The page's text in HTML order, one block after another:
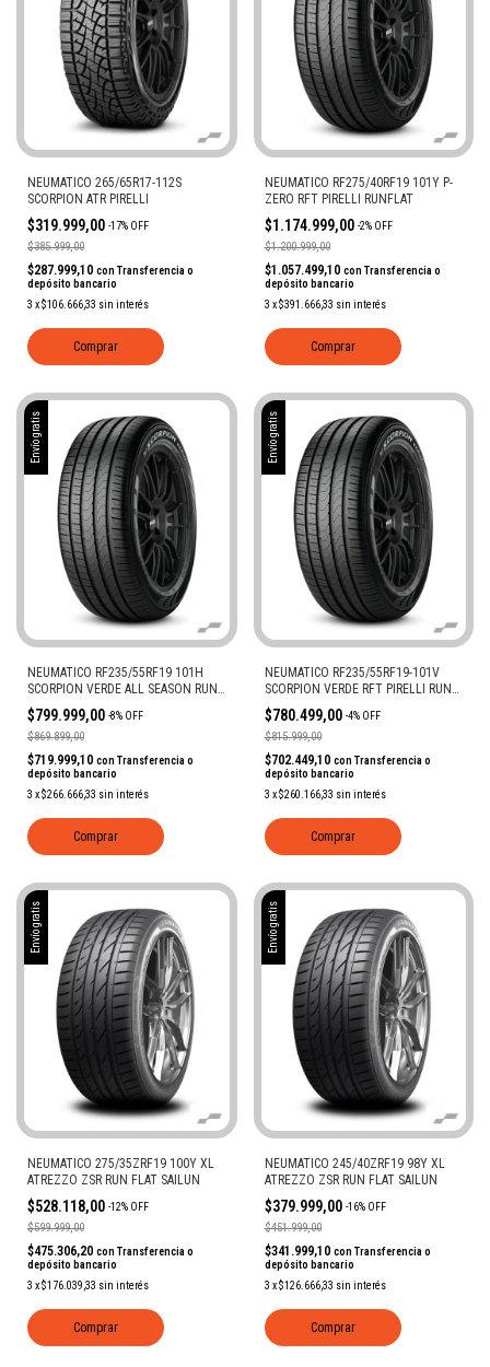
NEUMATICO 265/65R17-112S
SCORPION ATR PIRELLI
$319.999,00 -17% OFF
$385.999,00
$287.999,10 con Transferencia o
depósito bancario
3 x$106.666,33 sin interés
Comprar
NEUMATICO RF275/40RF19 101Y P-
ZERO RFT PIRELLI RUNFLAT
$1.174.999,00 -2% OFF
$1.200.999,00
$1.057.499,10 con Transferencia o
depósito bancario
3 x$391.666,33 sin interés
Comprar
Envío gratis
NEUMATICO RF235/55RF19 101H
SCORPION VERDE ALL SEASON RUN
FLAT MOE
$799.999,00 -8% OFF
$869.899,00
$719.999,10 con Transferencia o
depósito bancario
3 x$266.666,33 sin interés
Comprar
Envío gratis
NEUMATICO RF235/55RF19-101V
SCORPION VERDE RFT PIRELLI RUN
FLAT
$780.499,00 -4% OFF
$815.999,00
$702.449,10 con Transferencia o
depósito bancario
3 x$260.166,33 sin interés
Comprar
Envío gratis
NEUMATICO 275/35ZRF19 100Y XL
ATREZZO ZSR RUN FLAT SAILUN
$528.118,00 -12% OFF
$599.999,00
$475.306,20 con Transferencia o
depósito bancario
3 x$176.039,33 sin interés
Comprar
Envío gratis
NEUMATICO 245/40ZRF19 98Y XL
ATREZZO ZSR RUN FLAT SAILUN
$379.999,00 -16% OFF
$451.999,00
$341.999,10 con Transferencia o
depósito bancario
3 x$126.666,33 sin interés
Comprar